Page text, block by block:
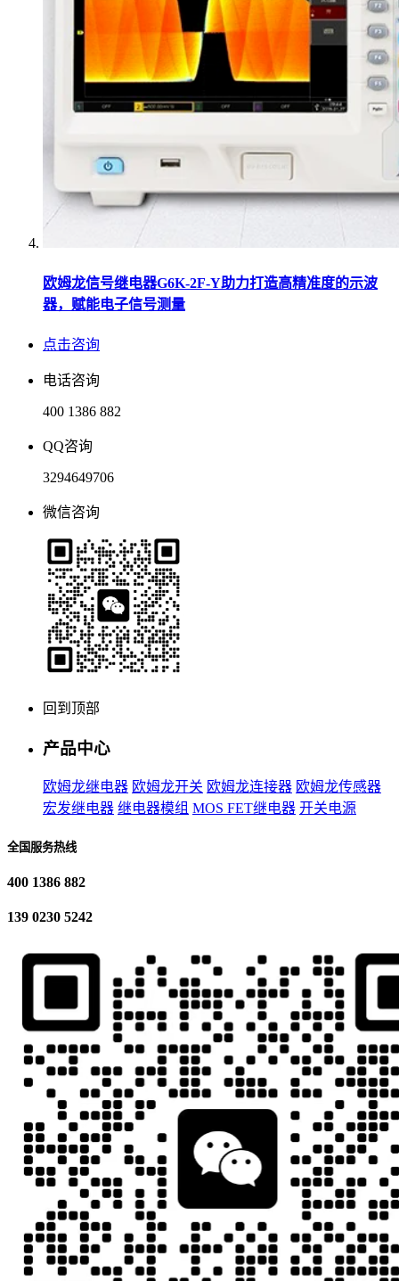
欧姆龙信号继电器G6K-2F-Y助力打造高精准度的示波
器，赋能电子信号测量
点击咨询
电话咨询
400 1386 882
QQ咨询
3294649706
微信咨询
回到顶部
产品中心
欧姆龙继电器 欧姆龙开关 欧姆龙连接器 欧姆龙传感器
宏发继电器 继电器模组 MOS FET继电器 开关电源
全国服务热线
400 1386 882
139 0230 5242